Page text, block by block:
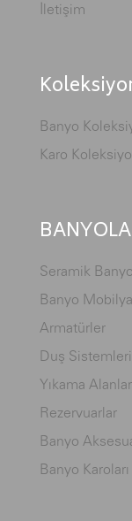
İletişim
Banyo
Karo
Seramik
Banyo
Armatürler
Duş Sistemleri
Yıkama
Rezervuarlar
Banyo
Banyo Karoları